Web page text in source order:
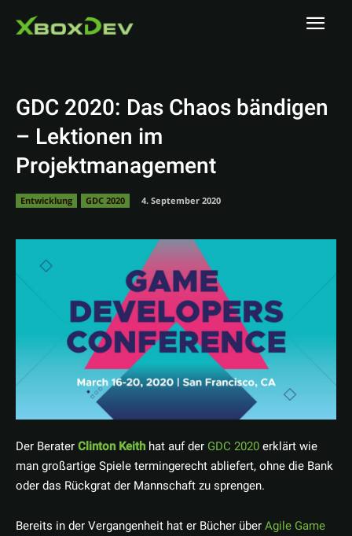
GDC 2020: Das Chaos bändigen
– Lektionen im
Projektmanagement
Entwicklung GDC 2020 4. September 2020
Der BeraterClinton Keith hat auf der GDC 2020erklärt wie
man großartige Spiele termingerecht abliefert, ohne die Bank
oder das Rückgrat der Mannschaft zu sprengen.
Bereits in der Vergangenheit hat er Bücher überAgile Game